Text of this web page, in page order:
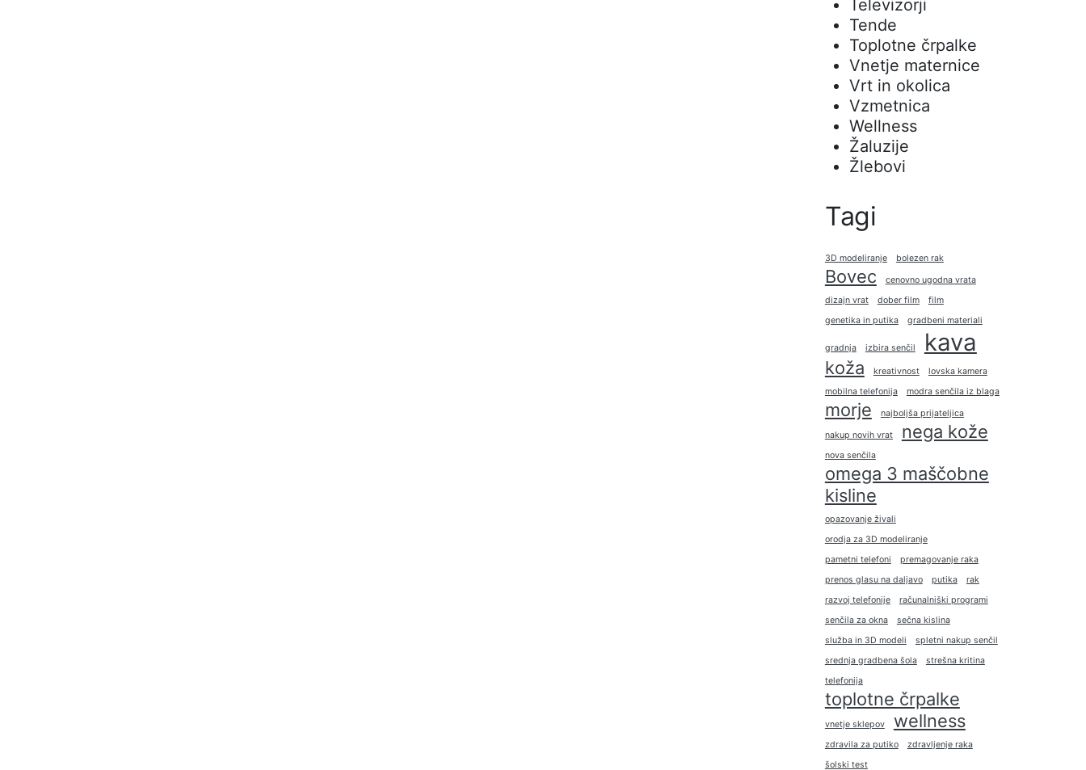
Televizorji
Tende
Toplotne črpalke
Vnetje maternice
Vrt in okolica
Vzmetnica
Wellness
Žaluzije
Žlebovi
Tagi
3D modeliranje bolezen rak
Bovec
cenovno ugodna vrata
dizajn vrat
dober film
film
genetika in putika
gradbeni materiali
gradnja izbira senčil kava
koža kreativnost
lovska kamera
mobilna telefonija
modra senčila iz blaga
morje najboljša prijateljica
nakup novih vrat nega kože
nova senčila
omega 3 maščobne
kisline
opazovanje živali
orodja za 3D modeliranje
pametni telefoni
premagovanje raka
prenos glasu na daljavo
putika
rak
razvoj telefonije
računalniški programi
senčila za okna
sečna kislina
služba in 3D modeli
spletni nakup senčil
srednja gradbena šola
strešna kritina
telefonija
toplotne črpalke
vnetje sklepov wellness
zdravila za putiko
zdravljenje raka
šolski test